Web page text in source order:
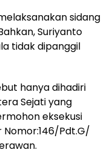
sidang
Suriyanto
tidak dipanggil
hanya dihadiri
Sejati yang
eksekusi
Pdt.G/